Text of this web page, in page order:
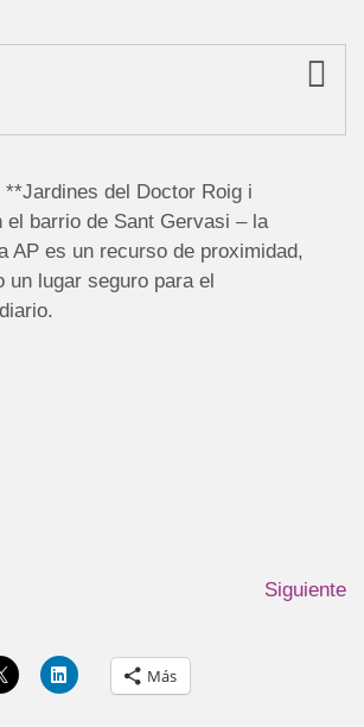
**Jardines del Doctor Roig i
el barrio de Sant Gervasi – la
AP es un recurso de proximidad,
un lugar seguro para el
Siguiente
Más